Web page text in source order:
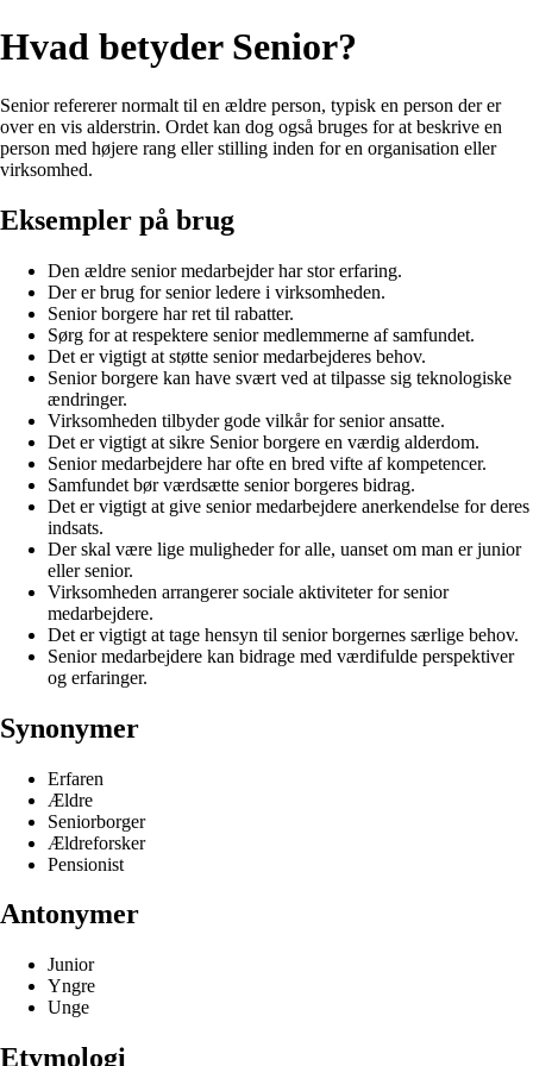
Hvad betyder Senior?
Senior refererer normalt til en ældre person, typisk en person der er
over en vis alderstrin. Ordet kan dog også bruges for at beskrive en
person med højere rang eller stilling inden for en organisation eller
virksomhed.
Eksempler på brug
Den ældre senior medarbejder har stor erfaring.
Der er brug for senior ledere i virksomheden.
Senior borgere har ret til rabatter.
Sørg for at respektere senior medlemmerne af samfundet.
Det er vigtigt at støtte senior medarbejderes behov.
Senior borgere kan have svært ved at tilpasse sig teknologiske
ændringer.
Virksomheden tilbyder gode vilkår for senior ansatte.
Det er vigtigt at sikre Senior borgere en værdig alderdom.
Senior medarbejdere har ofte en bred vifte af kompetencer.
Samfundet bør værdsætte senior borgeres bidrag.
Det er vigtigt at give senior medarbejdere anerkendelse for deres
indsats.
Der skal være lige muligheder for alle, uanset om man er junior
eller senior.
Virksomheden arrangerer sociale aktiviteter for senior
medarbejdere.
Det er vigtigt at tage hensyn til senior borgernes særlige behov.
Senior medarbejdere kan bidrage med værdifulde perspektiver
og erfaringer.
Synonymer
Erfaren
Ældre
Seniorborger
Ældreforsker
Pensionist
Antonymer
Junior
Yngre
Unge
Etymologi